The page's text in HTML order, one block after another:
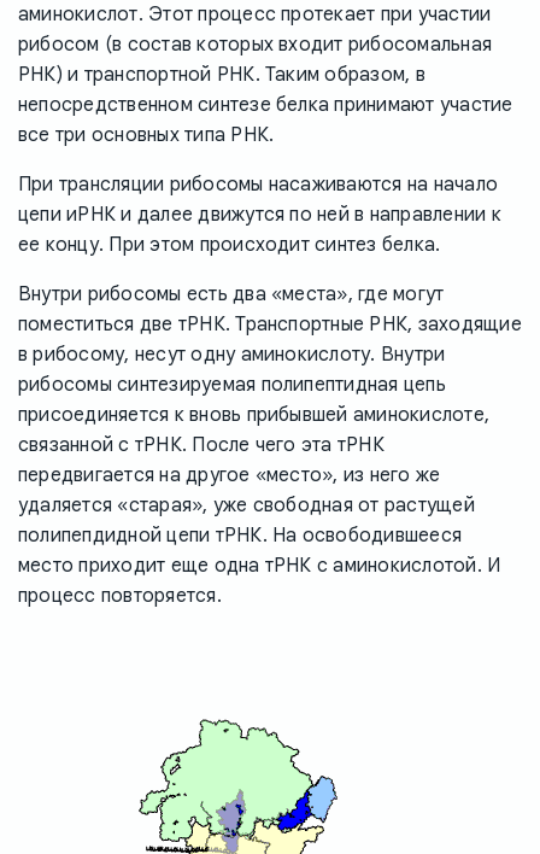
аминокислот. Этот процесс протекает при участии
рибосом (в состав которых входит рибосомальная
РНК) и транспортной РНК. Таким образом, в
непосредственном синтезе белка принимают участие
все три основных типа РНК.
При трансляции рибосомы насаживаются на начало
цепи иРНК и далее движутся по ней в направлении к
ее концу. При этом происходит синтез белка.
Внутри рибосомы есть два «места», где могут
поместиться две тРНК. Транспортные РНК, заходящие
в рибосому, несут одну аминокислоту. Внутри
рибосомы синтезируемая полипептидная цепь
присоединяется к вновь прибывшей аминокислоте,
связанной с тРНК. После чего эта тРНК
передвигается на другое «место», из него же
удаляется «старая», уже свободная от растущей
полипепдидной цепи тРНК. На освободившееся
место приходит еще одна тРНК с аминокислотой. И
процесс повторяется.